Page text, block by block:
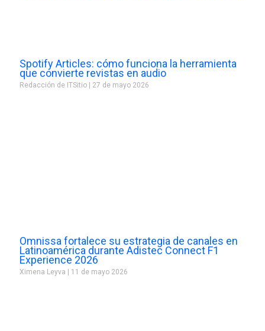
Spotify Articles: cómo funciona la herramienta
que convierte revistas en audio
Redacción de ITSitio 27 de mayo 2026
Omnissa fortalece su estrategia de canales en
Latinoamérica durante Adistec Connect F1
Experience 2026
Ximena Leyva 11 de mayo 2026